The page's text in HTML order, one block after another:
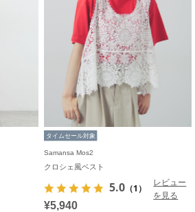
タイムセール対象
Samansa Mos2
クロシェ風ベスト
5.0 （1）
レビュー
を見る
¥5,940